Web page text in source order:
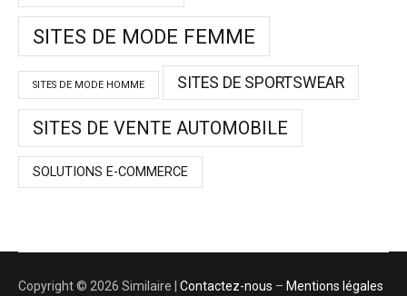
SITES DE MODE FEMME
SITES DE MODE HOMME SITES DE SPORTSWEAR
SITES DE VENTE AUTOMOBILE
SOLUTIONS E-COMMERCE
Copyright © 2026 Similaire | Contactez-nous – Mentions légales